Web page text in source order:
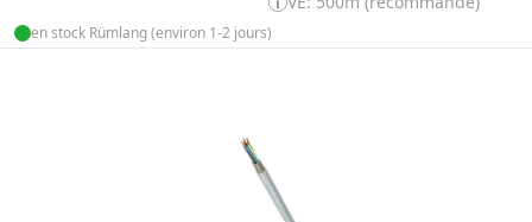
en stock Rümlang (environ 1-2 jours)